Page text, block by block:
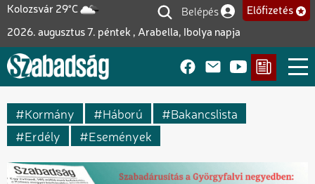
Ugrás
tartalomra
Kolozsvár 29°C
2026. augusztus 7. péntek , Arabella, Ibolya napja
Felhasználói fiók
Belépés Előfizetés
Kormány Háború
Bakancslista
Erdély
Események